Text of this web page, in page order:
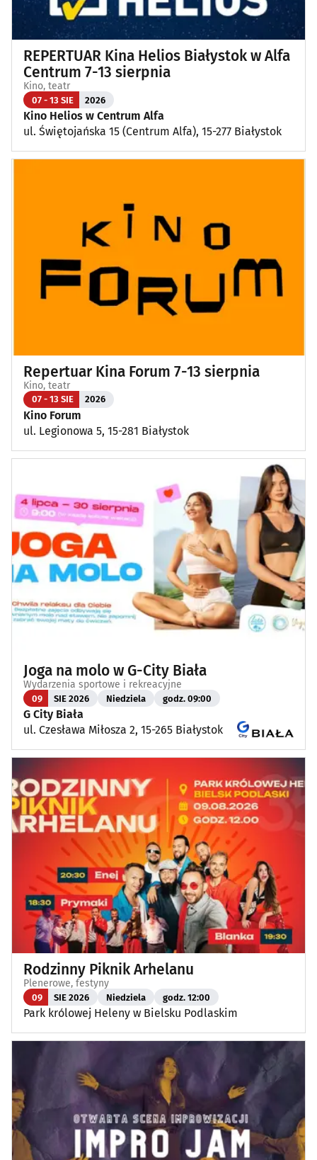
REPERTUAR Kina Helios Białystok w Alfa
Centrum 7-13 sierpnia
Kino, teatr
07 - 13 SIE 2026
Kino Helios w Centrum Alfa
ul. Świętojańska 15 (Centrum Alfa), 15-277 Białystok
Repertuar Kina Forum 7-13 sierpnia
Kino, teatr
07 - 13 SIE 2026
Kino Forum
ul. Legionowa 5, 15-281 Białystok
Joga na molo w G-City Biała
Wydarzenia sportowe i rekreacyjne
09 SIE 2026 Niedziela godz. 09:00
G City Biała
ul. Czesława Miłosza 2, 15-265 Białystok
Rodzinny Piknik Arhelanu
Plenerowe, festyny
09 SIE 2026 Niedziela godz. 12:00
Park królowej Heleny w Bielsku Podlaskim